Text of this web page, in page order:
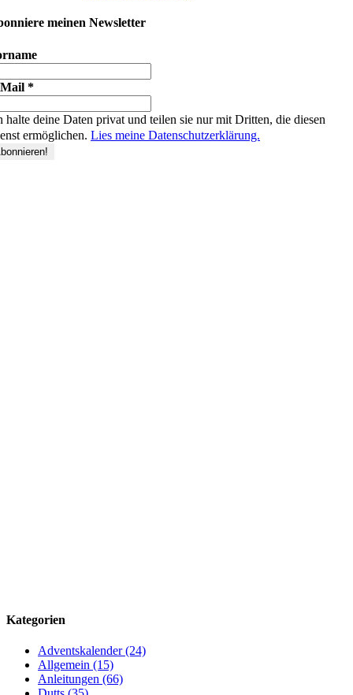
meinen Newsletter
*
halte deine Daten privat und teilen sie nur mit Dritten, die diesen
ermöglichen. Lies meine Datenschutzerklärung.
Kategorien
Adventskalender (24)
Allgemein (15)
Anleitungen (66)